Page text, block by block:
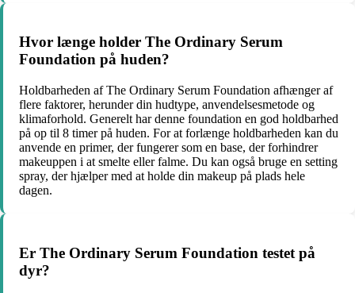
Hvor længe holder The Ordinary Serum
Foundation på huden?
Holdbarheden af The Ordinary Serum Foundation afhænger af
flere faktorer, herunder din hudtype, anvendelsesmetode og
klimaforhold. Generelt har denne foundation en god holdbarhed
på op til 8 timer på huden. For at forlænge holdbarheden kan du
anvende en primer, der fungerer som en base, der forhindrer
makeuppen i at smelte eller falme. Du kan også bruge en setting
spray, der hjælper med at holde din makeup på plads hele
dagen.
Er The Ordinary Serum Foundation testet på
dyr?